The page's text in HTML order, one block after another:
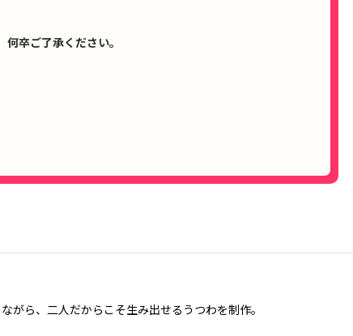
卒ご了承ください。
がら、二人だからこそ生み出せるうつわを制作。